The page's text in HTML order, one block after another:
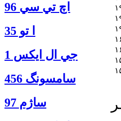
اچ تي سي 96
ا‍ تو 35
جي ال ايكس 1
سامسونگ 456
ساژم 97